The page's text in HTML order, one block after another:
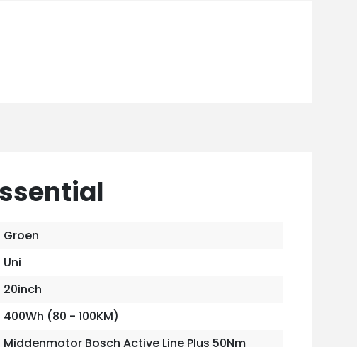
Groen
Uni
20inch
400Wh (80 - 100KM)
Middenmotor Bosch Active Line Plus 50Nm